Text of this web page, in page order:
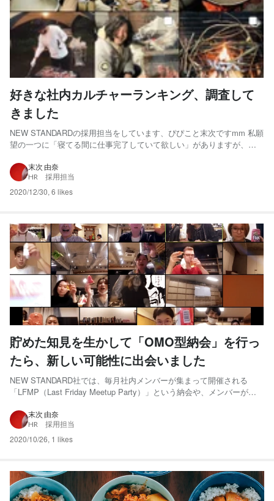
好きな社内カルチャーランキング、調査して
きました
NEW STANDARDの採用担当をしています、ぴぴこと末次ですmm 私願
望の一つに「寝てる間に仕事完了していて欲しい」がありますが、そ
機能」を実装してくださったWantedly株式会社様のおかげでございま
す。いつもありがとうございます！ 今回はそれ...
末次 由奈
HR 採用担当
2020/12/30, 6 likes
貯めた知見を生かして「OMO型納会」を行っ
たら、新しい可能性に出会いました
NEW STANDARD社では、毎月社内メンバーが集まって開催される
「LFMP（Last Friday Meetup Party）」という納会や、メンバーが交
コミュニケーションを重視して企業カルチャーやグルーヴ感を醸成し
てきました。 参考記事：スタ...
末次 由奈
HR 採用担当
2020/10/26, 1 likes